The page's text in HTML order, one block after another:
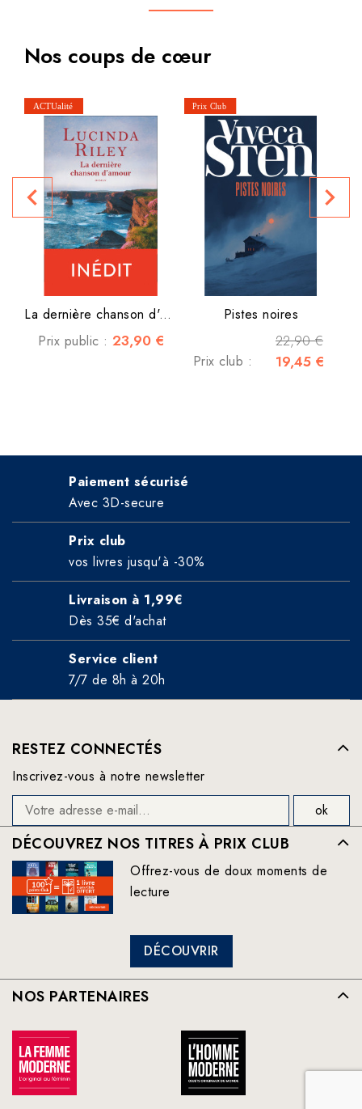
Nos coups de cœur
La dernière chanson d'amour
Prix public : 23,90 €
Pistes noires
22,90 €
Prix club : 19,45 €
navigate_before navigate_next
Paiement sécurisé
Avec 3D-secure
Prix club
vos livres jusqu'à -30%
Livraison à 1,99€
Dès 35€ d'achat
Service client
7/7 de 8h à 20h
RESTEZ CONNECTÉS
Inscrivez-vous à notre newsletter
DÉCOUVREZ NOS TITRES À PRIX CLUB
Offrez-vous de doux moments de
lecture
DÉCOUVRIR
NOS PARTENAIRES